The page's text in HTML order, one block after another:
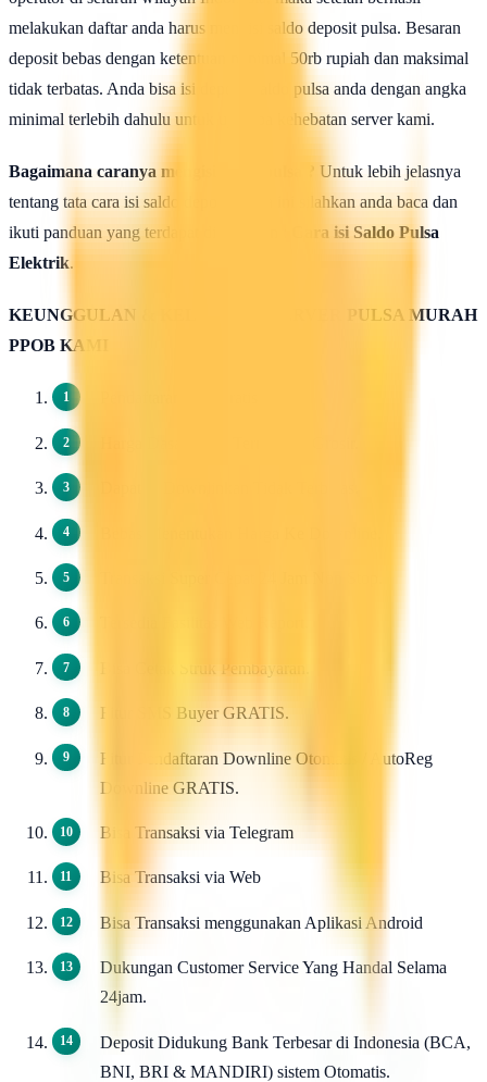
melakukan daftar anda harus mengisi saldo deposit pulsa. Besaran
deposit bebas dengan ketentuan minimal 50rb rupiah dan maksimal
tidak terbatas. Anda bisa isi deposit saldo pulsa anda dengan angka
minimal terlebih dahulu untuk uji coba kehebatan server kami.
Bagaimana caranya mengisi saldo pulsa ?
Untuk lebih jelasnya
tentang tata cara isi saldo deposit pulsa ini silahkan anda baca dan
ikuti panduan yang terdapat di halaman :
Cara isi Saldo Pulsa
Elektrik.
KEUNGGULAN & KELEBIHAN SERVER PULSA MURAH
PPOB KAMI
Bisa Cetak Struk Pembayaran.
Fitur SMS Buyer GRATIS.
Fitur Pendaftaran Downline Otomatis / AutoReg
Downline GRATIS.
Bisa Transaksi via Telegram
Bisa Transaksi via Web
Bisa Transaksi menggunakan Aplikasi Android
Dukungan Customer Service Yang Handal Selama
24jam.
Deposit Didukung Bank Terbesar di Indonesia (BCA,
BNI, BRI & MANDIRI) sistem Otomatis.